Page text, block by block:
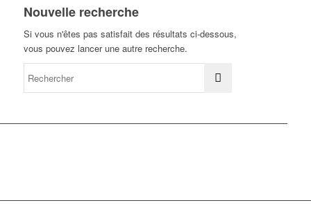
Nouvelle recherche
Si vous n'êtes pas satisfait des résultats ci-dessous,
vous pouvez lancer une autre recherche.